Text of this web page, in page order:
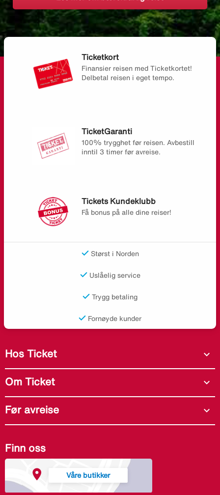
Ticketkort
Finansier reisen med Ticketkortet!
Delbetal reisen i eget tempo.
TicketGaranti
100% trygghet før reisen. Avbestill
inntil 3 timer før avreise.
Tickets Kundeklubb
Få bonus på alle dine reiser!
Størst i Norden
Uslåelig service
Trygg betaling
Fornøyde kunder
Hos Ticket expand_more
Om Ticket expand_more
Før avreise expand_more
Finn oss
Våre butikker